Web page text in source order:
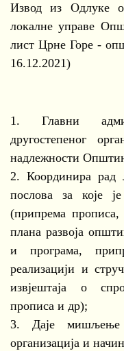
Извод из Одлуке
локалне управе
лист Црне Горе -
16.12.2021)
1. Главни
другостепеног
надлежности
2. Координира рад
послова за које
(припрема
плана развоја
и програма,
реализацији и
извјештаја о
прописа и др);
3. Даје мишљење
организација и